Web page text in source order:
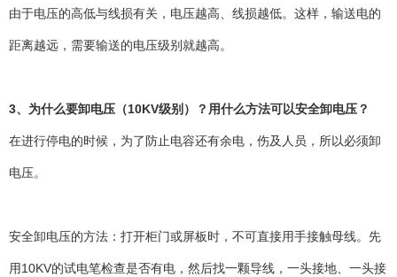
由于电压的高低与线损有关，电压越高、线损越低。这样，输送电的
距离越远，需要输送的电压级别就越高。
3、为什么要卸电压（10KV级别）？用什么方法可以安全卸电压？
在进行停电的时候，为了防止电容还有余电，伤及人员，所以必须卸
电压。
安全卸电压的方法：打开柜门或屏板时，不可直接用手接触母线。先
用10KV的试电笔检查是否有电，然后找一颗导线，一头接地、一头接